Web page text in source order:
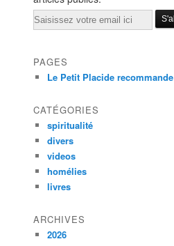
Email
PAGES
Le Petit Placide recommande
CATÉGORIES
spiritualité
divers
videos
homélies
livres
ARCHIVES
2026